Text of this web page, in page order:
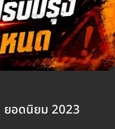
ยอดนิยม 2023